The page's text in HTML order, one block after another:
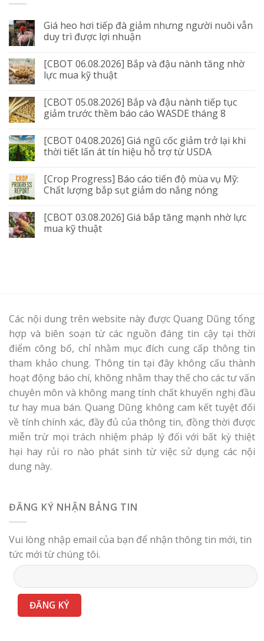
Giá heo hơi tiếp đà giảm nhưng người nuôi vẫn
duy trì được lợi nhuận
[CBOT 06.08.2026] Bắp và đậu nành tăng nhờ
lực mua kỹ thuật
[CBOT 05.08.2026] Bắp và đậu nành tiếp tục
giảm trước thềm báo cáo WASDE tháng 8
[CBOT 04.08.2026] Giá ngũ cốc giảm trở lại khi
thời tiết lấn át tín hiệu hỗ trợ từ USDA
[Crop Progress] Báo cáo tiến độ mùa vụ Mỹ:
Chất lượng bắp sụt giảm do nắng nóng
[CBOT 03.08.2026] Giá bắp tăng mạnh nhờ lực
mua kỹ thuật
Các nội dung trên website này được Quang Dũng tổng
hợp và biên soạn từ các nguồn đáng tin cậy tại thời
điểm công bố, chỉ nhằm mục đích cung cấp thông tin
tham khảo chung. Thông tin tại đây không cấu thành
hoạt động báo chí, không nhằm thay thế cho các tư vấn
chuyên môn và không mang tính chất khuyến nghị đầu
tư hay mua bán. Quang Dũng không cam kết tuyệt đối
về tính chính xác, đầy đủ của thông tin, đồng thời được
miễn trừ mọi trách nhiệm pháp lý đối với bất kỳ thiệt
hại hay rủi ro nào phát sinh từ việc sử dụng các nội
dung này.
ĐĂNG KÝ NHẬN BẢNG TIN
Vui lòng nhập email của bạn để nhận thông tin mới, tin
tức mới từ chúng tôi.